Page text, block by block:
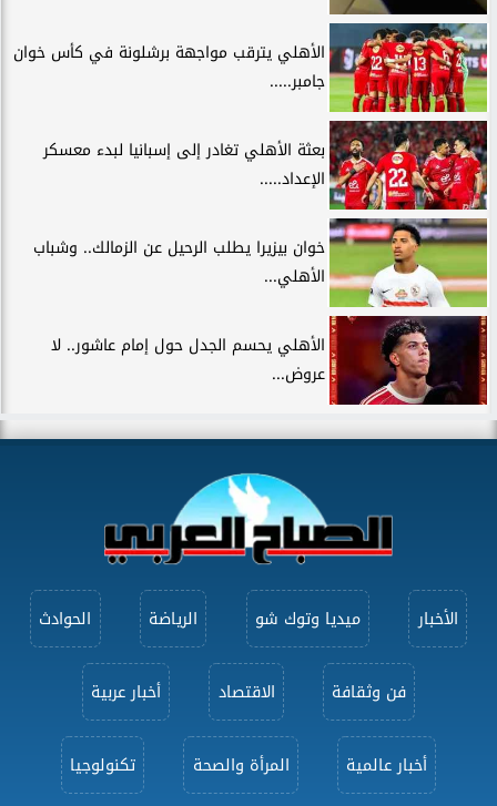
الأهلي يترقب مواجهة برشلونة في كأس خوان
جامبر.....
بعثة الأهلي تغادر إلى إسبانيا لبدء معسكر
الإعداد.....
خوان بيزيرا يطلب الرحيل عن الزمالك.. وشباب
الأهلي...
الأهلي يحسم الجدل حول إمام عاشور.. لا
عروض...
الأخبار ميديا وتوك شو الرياضة الحوادث
فن وثقافة الاقتصاد أخبار عربية
أخبار عالمية المرأة والصحة تكنولوجيا